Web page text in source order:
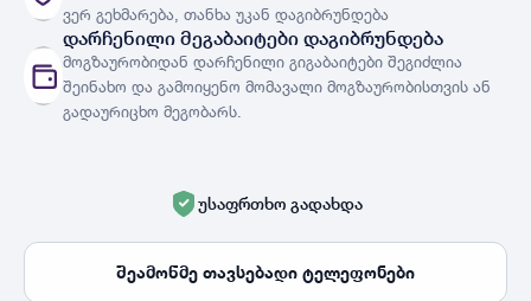
ვერ გეხმარება, თანხა უკან დაგიბრუნდება
დარჩენილი მეგაბაიტები დაგიბრუნდება
მოგზაურობიდან დარჩენილი გიგაბაიტები შეგიძლია
შეინახო და გამოიყენო მომავალი მოგზაურობისთვის ან
გადაურიცხო მეგობარს.
უსაფრთხო გადახდა
შეამოწმე თავსებადი ტელეფონები